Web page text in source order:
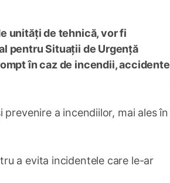
unități de tehnică, vor fi
pentru Situații de Urgență
în caz de incendii, accidente
a incendiilor, mai ales în
a evita incidentele care le-ar